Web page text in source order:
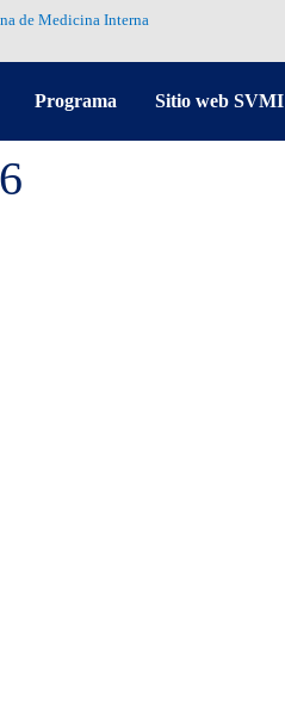
de Medicina Interna
Programa Sitio web SVMI